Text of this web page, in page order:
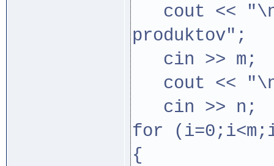
cout << "\n
produktov";
cin >> m;
cout << "\n
cin >> n;
for
{